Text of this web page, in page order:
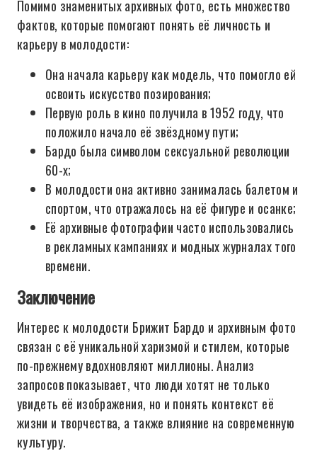
Помимо знаменитых архивных фото, есть множество
фактов, которые помогают понять её личность и
карьеру в молодости:
Она начала карьеру как модель, что помогло ей
освоить искусство позирования;
Первую роль в кино получила в 1952 году, что
положило начало её звёздному пути;
Бардо была символом сексуальной революции
60-х;
В молодости она активно занималась балетом и
спортом, что отражалось на её фигуре и осанке;
Её архивные фотографии часто использовались
в рекламных кампаниях и модных журналах того
времени.
Заключение
Интерес к молодости Брижит Бардо и архивным фото
связан с её уникальной харизмой и стилем, которые
по-прежнему вдохновляют миллионы. Анализ
запросов показывает, что люди хотят не только
увидеть её изображения, но и понять контекст её
жизни и творчества, а также влияние на современную
культуру.